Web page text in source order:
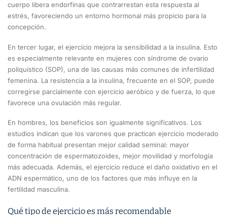
cuerpo libera endorfinas que contrarrestan esta respuesta al
estrés, favoreciendo un entorno hormonal más propicio para la
concepción.
En tercer lugar, el ejercicio mejora la sensibilidad a la insulina. Esto
es especialmente relevante en mujeres con síndrome de ovario
poliquístico (SOP), una de las causas más comunes de infertilidad
femenina. La resistencia a la insulina, frecuente en el SOP, puede
corregirse parcialmente con ejercicio aeróbico y de fuerza, lo que
favorece una ovulación más regular.
En hombres, los beneficios son igualmente significativos. Los
estudios indican que los varones que practican ejercicio moderado
de forma habitual presentan mejor calidad seminal: mayor
concentración de espermatozoides, mejor movilidad y morfología
más adecuada. Además, el ejercicio reduce el daño oxidativo en el
ADN espermático, uno de los factores que más influye en la
fertilidad masculina.
Qué tipo de ejercicio es más recomendable